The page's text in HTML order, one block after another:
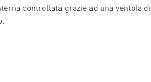
controllata grazie ad una ventola di